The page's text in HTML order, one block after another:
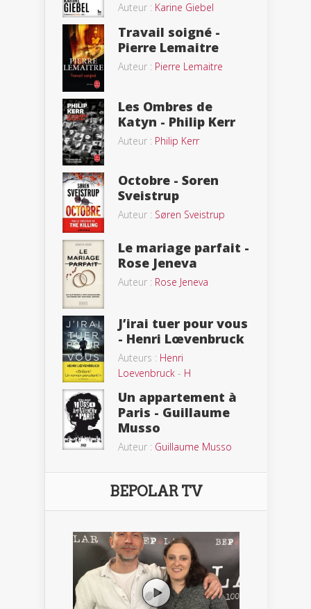
Auteur : Karine Giebel
Travail soigné -
Pierre Lemaitre
Auteur : Pierre Lemaitre
Les Ombres de
Katyn - Philip Kerr
Auteur : Philip Kerr
Octobre - Soren
Sveistrup
Auteur : Søren Sveistrup
Le mariage parfait -
Rose Jeneva
Auteur : Rose Jeneva
J’irai tuer pour vous
- Henri Lœvenbruck
Auteurs : Henri
Loevenbruck - H
Un appartement à
Paris - Guillaume
Musso
Auteur : Guillaume Musso
BEPOLAR TV